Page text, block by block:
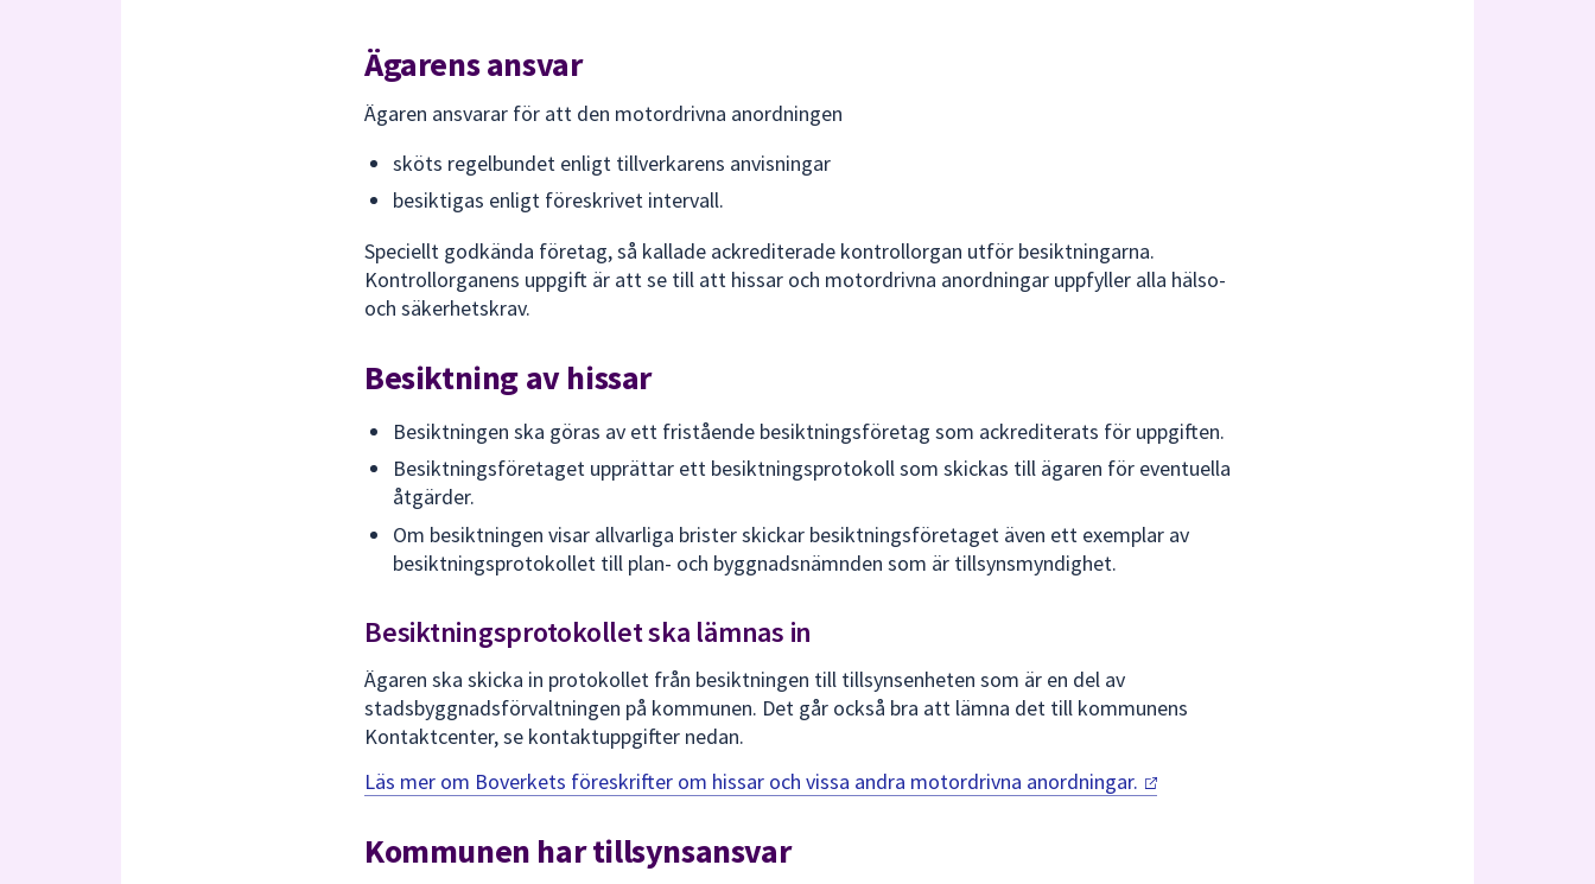
Ägarens ansvar
Ägaren ansvarar för att den motordrivna anordningen
sköts regelbundet enligt tillverkarens anvisningar
besiktigas enligt föreskrivet intervall.
Speciellt godkända företag, så kallade ackrediterade kontrollorgan utför besiktningarna.
Kontrollorganens uppgift är att se till att hissar och motordrivna anordningar uppfyller alla hälso-
och säkerhetskrav.
Besiktning av hissar
Besiktningen ska göras av ett fristående besiktningsföretag som ackrediterats för uppgiften.
Besiktningsföretaget upprättar ett besiktningsprotokoll som skickas till ägaren för eventuella
åtgärder.
Om besiktningen visar allvarliga brister skickar besiktningsföretaget även ett exemplar av
besiktningsprotokollet till plan- och byggnadsnämnden som är tillsynsmyndighet.
Besiktningsprotokollet ska lämnas in
Ägaren ska skicka in protokollet från besiktningen till tillsynsenheten som är en del av
stadsbyggnadsförvaltningen på kommunen. Det går också bra att lämna det till kommunens
Kontaktcenter, se kontaktuppgifter nedan.
Läs mer om Boverkets föreskrifter om hissar och vissa andra motordrivna anordningar.
Kommunen har tillsynsansvar